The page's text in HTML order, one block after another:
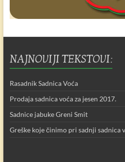
NAJNOVIJI TEKSTOVI:
Rasadnik Sadnica Voća
Prodaja sadnica voća za jesen 2017.
Sadnice jabuke Greni Smit
Greške koje činimo pri sadnji sadnica